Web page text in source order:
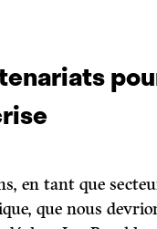
en tant que
que nous